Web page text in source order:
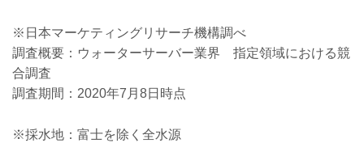
※日本マーケティングリサーチ機構調べ
調査概要：ウォーターサーバー業界 指定領域における競
合調査
調査期間：2020年7月8日時点
※採水地：富士を除く全水源